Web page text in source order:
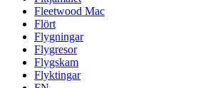
Fleetwood Mac
Flört
Flygningar
Flygresor
Flygskam
Flyktingar